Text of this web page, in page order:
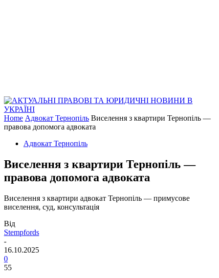
Home Адвокат Тернопіль Виселення з квартири Тернопіль —
правова допомога адвоката
Адвокат Тернопіль
Виселення з квартири Тернопіль —
правова допомога адвоката
Виселення з квартири адвокат Тернопіль — примусове
виселення, суд, консультація
Від
Stempfords
-
16.10.2025
0
55